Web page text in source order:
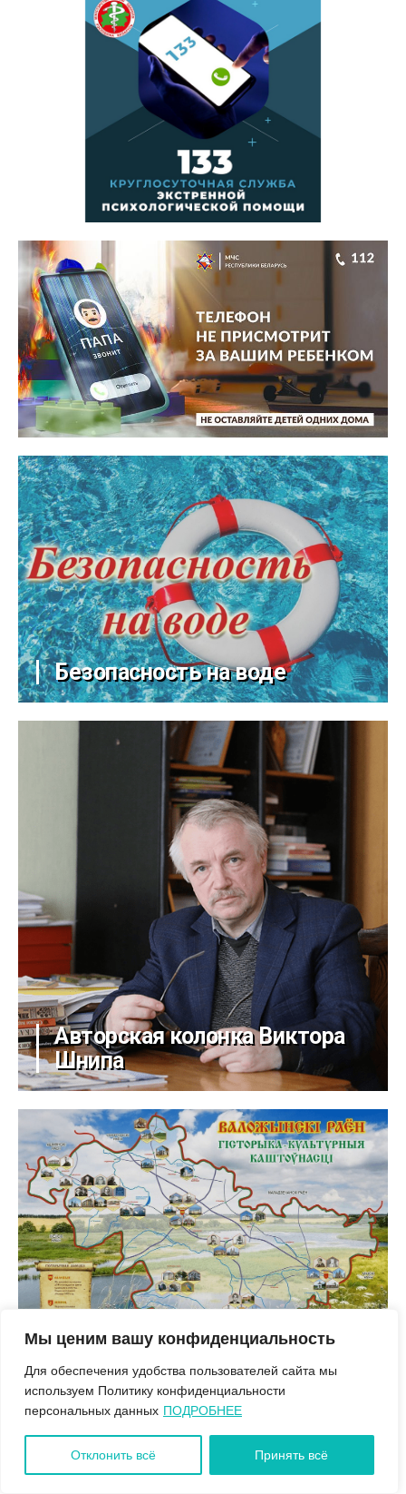
Мы ценим вашу конфиденциальность
Для обеспечения удобства пользователей сайта мы
используем Политику конфиденциальности
персональных данных ПОДРОБНЕЕ
Отклонить всё Принять всё
Безопасность на воде
Авторская колонка Виктора
Шнипа